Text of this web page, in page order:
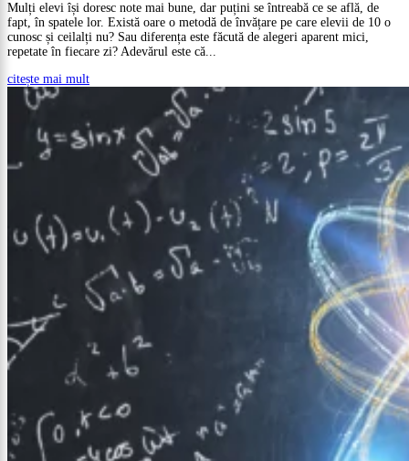
Mulți elevi își doresc note mai bune, dar puțini se întreabă ce se află, de
fapt, în spatele lor. Există oare o metodă de învățare pe care elevii de 10 o
cunosc și ceilalți nu? Sau diferența este făcută de alegeri aparent mici,
repetate în fiecare zi? Adevărul este că...
citește mai mult